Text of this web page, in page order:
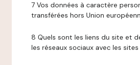
7 Vos données à caractère
transférées hors Union
8 Quels sont les liens du site et
les réseaux sociaux avec les